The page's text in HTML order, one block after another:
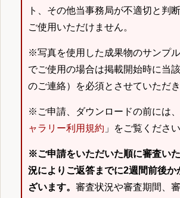
ト、その他当事務局が不適切と判
ご使用いただけません。
※写真を使用した成果物のサンプ
でご使用の場合は掲載開始時に当
のご連絡）を必須とさせていただき
※ご申請、ダウンロードの前には、
ャラリー利用規約 」をご覧ください
※ご申請をいただいた順に審査い
況によりご返答までに2週間前後か
ざいます。 審査状況や審査期間、